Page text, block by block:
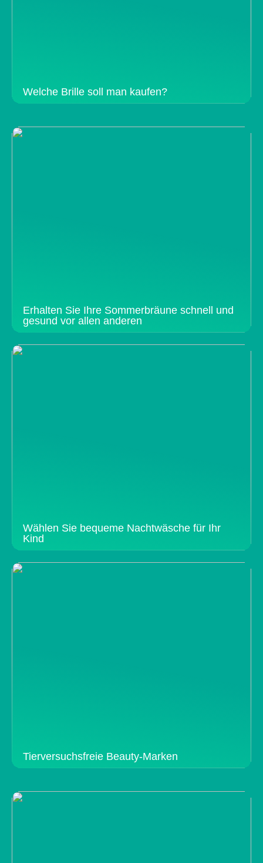
Welche Brille soll man kaufen?
Erhalten Sie Ihre Sommerbräune schnell und
gesund vor allen anderen
Wählen Sie bequeme Nachtwäsche für Ihr
Kind
Tierversuchsfreie Beauty-Marken